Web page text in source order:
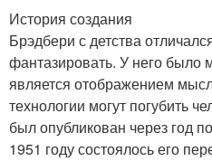
История создания
Брэдбери с детства
фантазировать. У него было
является отображением
технологии могут погубить
был опубликован через год
1951 году состоялось его